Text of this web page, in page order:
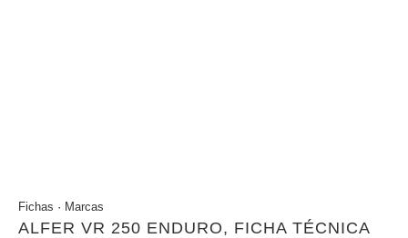
Fichas · Marcas
ALFER VR 250 ENDURO, FICHA TÉCNICA